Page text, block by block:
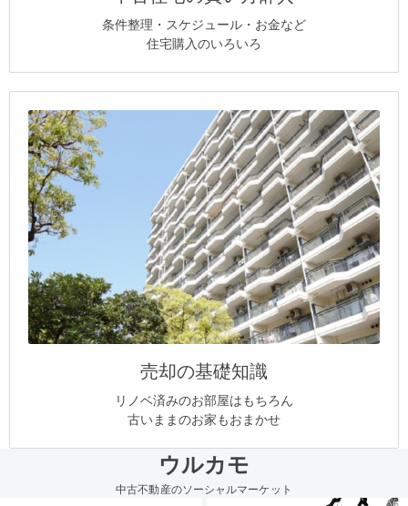
条件整理・スケジュール・お金など
住宅購入のいろいろ
売却の基礎知識
リノベ済みのお部屋はもちろん
古いままのお家もおまかせ
ウルカモ
中古不動産のソーシャルマーケット